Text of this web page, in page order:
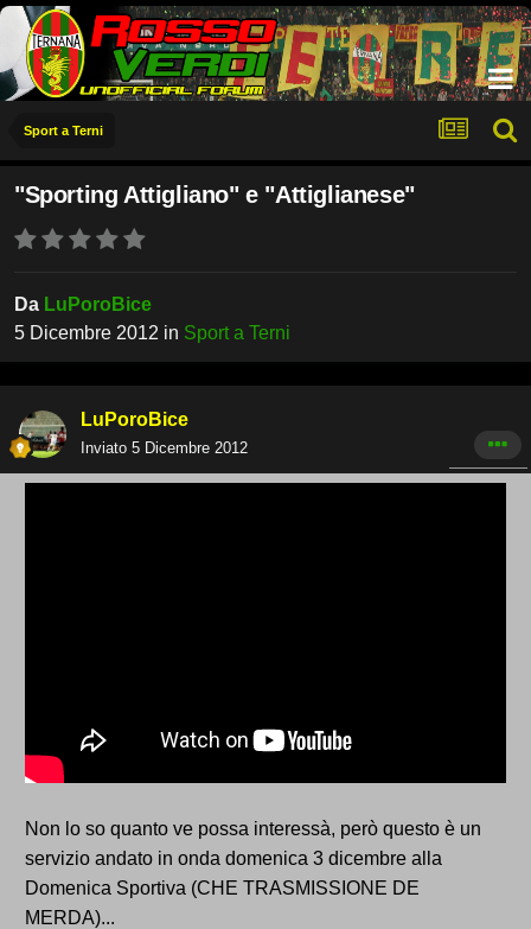
Sport a Terni
"Sporting Attigliano" e "Attiglianese"
Da LuPoroBice
5 Dicembre 2012 in Sport a Terni
LuPoroBice
Inviato 5 Dicembre 2012
Non lo so quanto ve possa interessà, però questo è un
servizio andato in onda domenica 3 dicembre alla
Domenica Sportiva (CHE TRASMISSIONE DE
MERDA)...